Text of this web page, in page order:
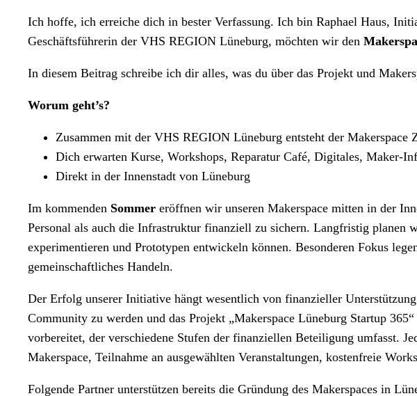
Ich hoffe, ich erreiche dich in bester Verfassung. Ich bin Raphael Haus,
Geschäftsführerin der VHS REGION Lüneburg, möchten wir den
In diesem Beitrag schreibe ich dir alles, was du über das Projekt und
Worum geht’s?
Zusammen mit der VHS REGION Lüneburg entsteht der
Dich erwarten Kurse, Workshops, Reparatur Café, Digitales, Maker-
Direkt in der Innenstadt von Lüneburg
Im kommenden Sommer eröffnen wir unseren Makerspace mitten in der
Personal als auch die Infrastruktur finanziell zu sichern. Langfristig planen
experimentieren und Prototypen entwickeln können. Besonderen Fokus
gemeinschaftliches Handeln.
Der Erfolg unserer Initiative hängt wesentlich von finanzieller
Community zu werden und das Projekt „Makerspace Lüneburg Startup
vorbereitet, der verschiedene Stufen der finanziellen Beteiligung umfasst.
Makerspace, Teilnahme an ausgewählten Veranstaltungen, kostenfreie
Folgende Partner unterstützen bereits die Gründung des Makerspaces in